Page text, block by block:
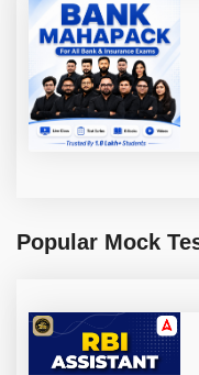
Popular Mock